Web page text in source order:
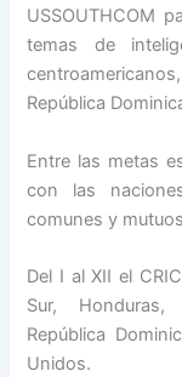
USSOUTHCOM
temas de
República
Entre las metas
con las
comunes y
Del I al XII el
Sur, Honduras,
República
Unidos.